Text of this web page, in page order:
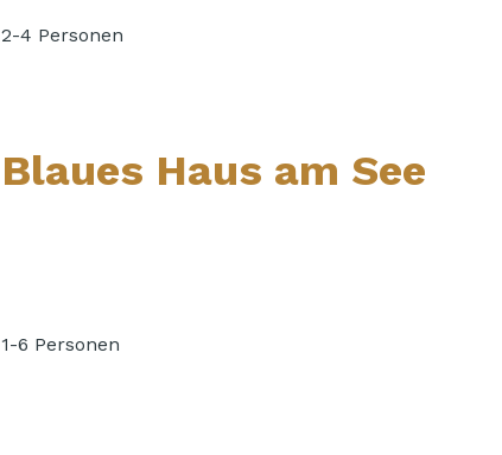
2-4 Personen
Blaues Haus am See
1-6 Personen